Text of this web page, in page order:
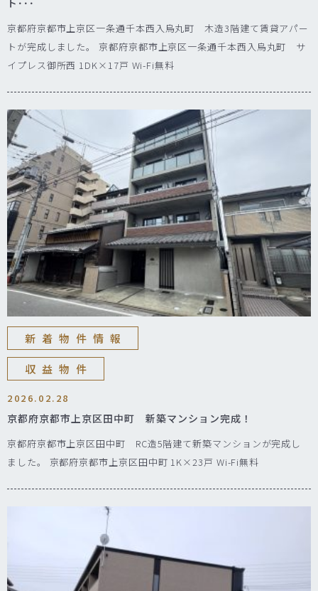
京都府京都市上京区一条通千本西入烏丸町 木造3階建て賃貸アパー
トが完成しました。 京都府京都市上京区一条通千本西入烏丸町 サ
イプレス御所西 1DK×17戸 Wi-Fi無料
新着物件情報
収益物件
2026.02.28
京都府京都市上京区田中町 新築マンション完成！
京都府京都市上京区田中町 RC造5階建て新築マンションが完成し
ました。 京都府京都市上京区田中町 1K×23戸 Wi-Fi無料